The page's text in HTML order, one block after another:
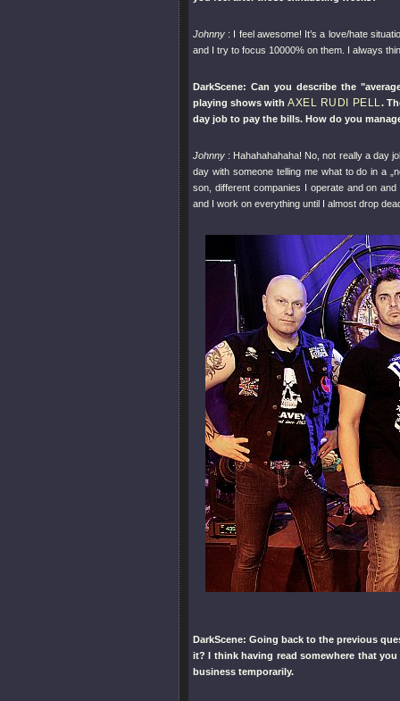
Johnny : I feel awesome! It’s a love/hate
and I try to focus 10000% on them. I always
DarkScene: Can you describe the
playing shows withAXEL RUDI PELL.
day job to pay the bills. How do you
Johnny : Hahahahahaha! No, not really a day
day with someone telling me what to do in a
son, different companies I operate and on
and I work on everything until I almost drop
DarkScene: Going back to the previous
it? I think having read somewhere that
business temporarily.